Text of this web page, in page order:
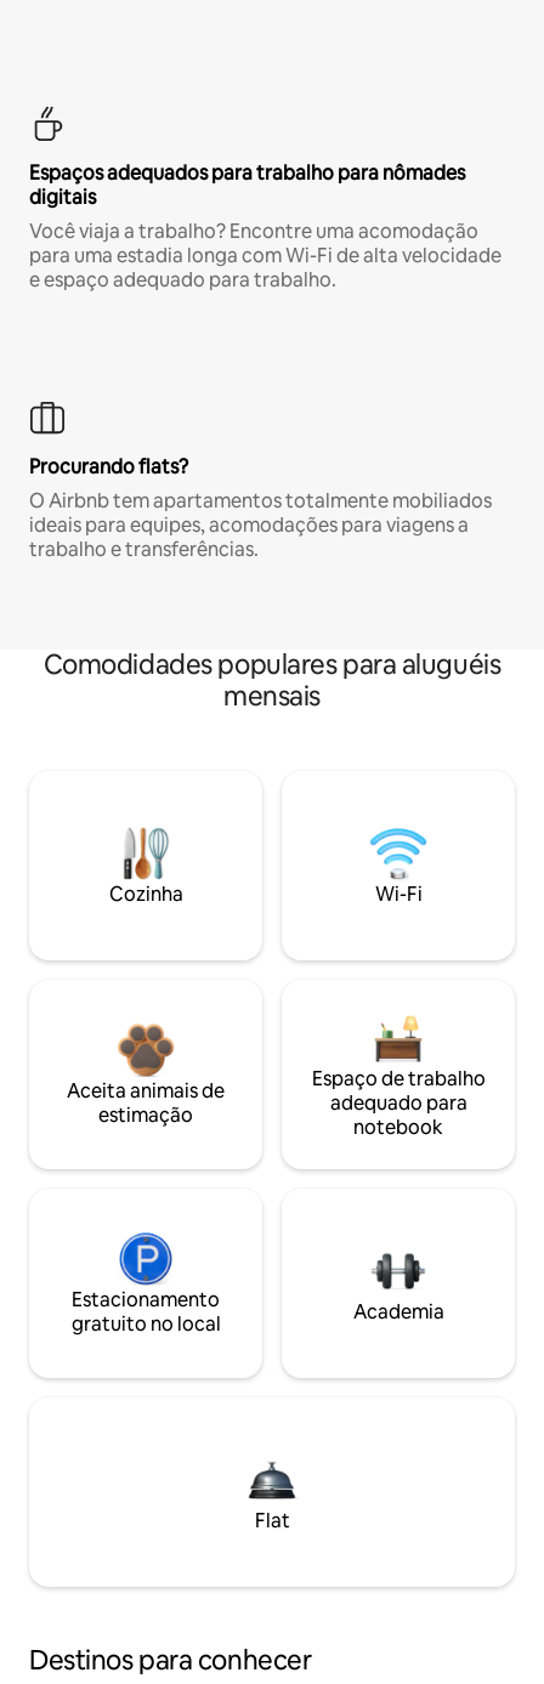
Espaços adequados para trabalho para nômades
digitais
Você viaja a trabalho? Encontre uma acomodação
para uma estadia longa com Wi-Fi de alta velocidade
e espaço adequado para trabalho.
Procurando flats?
O Airbnb tem apartamentos totalmente mobiliados
ideais para equipes, acomodações para viagens a
trabalho e transferências.
Comodidades populares para aluguéis
mensais
Cozinha Wi-Fi
Aceita animais de
estimação
Espaço de trabalho
adequado para
notebook
Estacionamento
gratuito no local
Academia
Flat
Destinos para conhecer